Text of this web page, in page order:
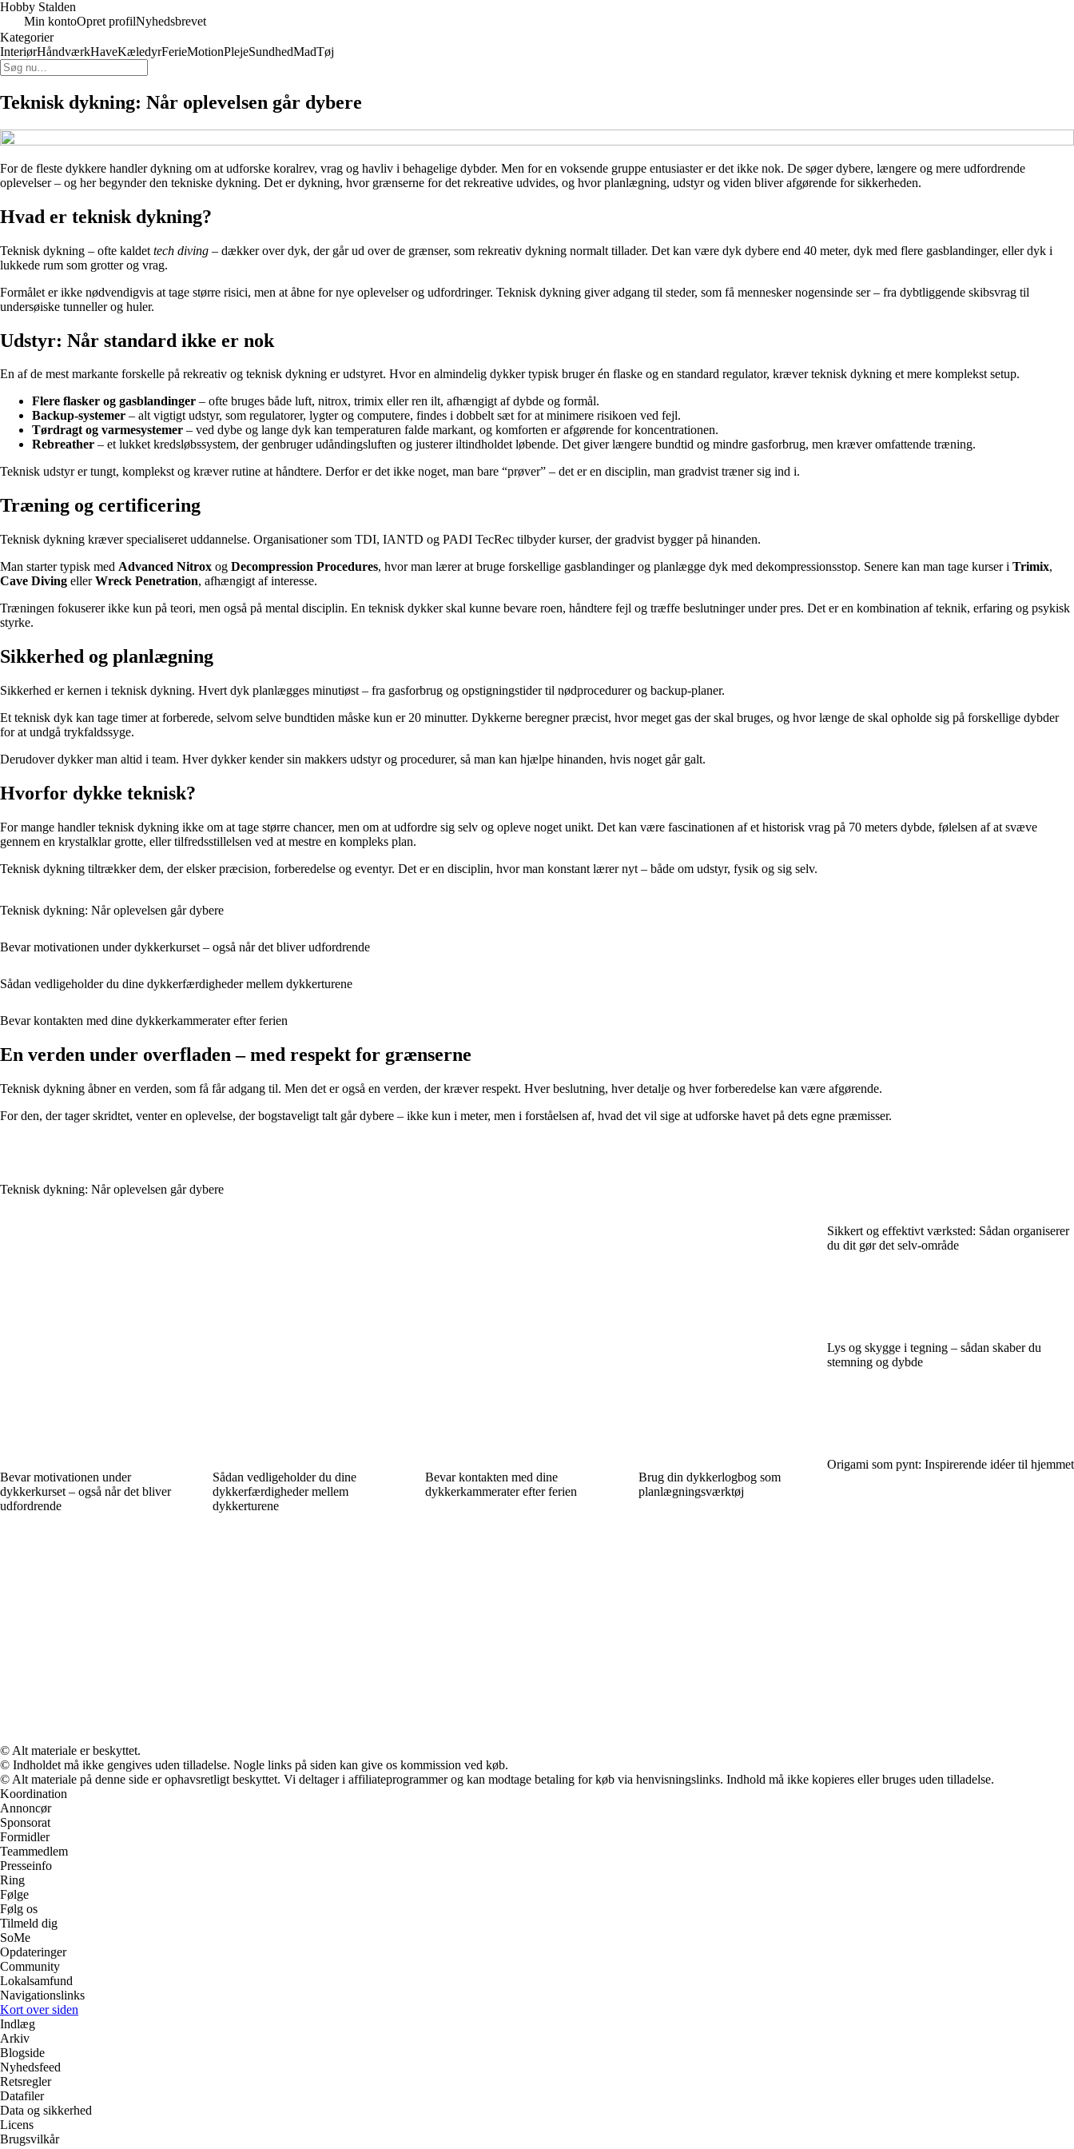
Hobby Stalden
Min kontoOpret profilNyhedsbrevet
Kategorier
InteriørHåndværkHaveKæledyrFerieMotionPlejeSundhedMadTøj
Teknisk dykning: Når oplevelsen går dybere
For de fleste dykkere handler dykning om at udforske koralrev, vrag og havliv i behagelige dybder. Men for en voksende gruppe entusiaster er det ikke nok. De søger dybere, længere og mere udfordrende
oplevelser – og her begynder den tekniske dykning. Det er dykning, hvor grænserne for det rekreative udvides, og hvor planlægning, udstyr og viden bliver afgørende for sikkerheden.
Hvad er teknisk dykning?
Teknisk dykning – ofte kaldet tech diving – dækker over dyk, der går ud over de grænser, som rekreativ dykning normalt tillader. Det kan være dyk dybere end 40 meter, dyk med flere gasblandinger, eller dyk i
lukkede rum som grotter og vrag.
Formålet er ikke nødvendigvis at tage større risici, men at åbne for nye oplevelser og udfordringer. Teknisk dykning giver adgang til steder, som få mennesker nogensinde ser – fra dybtliggende skibsvrag til
undersøiske tunneller og huler.
Udstyr: Når standard ikke er nok
En af de mest markante forskelle på rekreativ og teknisk dykning er udstyret. Hvor en almindelig dykker typisk bruger én flaske og en standard regulator, kræver teknisk dykning et mere komplekst setup.
Flere flasker og gasblandinger – ofte bruges både luft, nitrox, trimix eller ren ilt, afhængigt af dybde og formål.
Backup-systemer – alt vigtigt udstyr, som regulatorer, lygter og computere, findes i dobbelt sæt for at minimere risikoen ved fejl.
Tørdragt og varmesystemer – ved dybe og lange dyk kan temperaturen falde markant, og komforten er afgørende for koncentrationen.
Rebreather – et lukket kredsløbssystem, der genbruger udåndingsluften og justerer iltindholdet løbende. Det giver længere bundtid og mindre gasforbrug, men kræver omfattende træning.
Teknisk udstyr er tungt, komplekst og kræver rutine at håndtere. Derfor er det ikke noget, man bare “prøver” – det er en disciplin, man gradvist træner sig ind i.
Træning og certificering
Teknisk dykning kræver specialiseret uddannelse. Organisationer som TDI, IANTD og PADI TecRec tilbyder kurser, der gradvist bygger på hinanden.
Man starter typisk med Advanced Nitrox og Decompression Procedures, hvor man lærer at bruge forskellige gasblandinger og planlægge dyk med dekompressionsstop. Senere kan man tage kurser i Trimix,
Cave Diving ellerWreck Penetration, afhængigt af interesse.
Træningen fokuserer ikke kun på teori, men også på mental disciplin. En teknisk dykker skal kunne bevare roen, håndtere fejl og træffe beslutninger under pres. Det er en kombination af teknik, erfaring og psykisk
styrke.
Sikkerhed og planlægning
Sikkerhed er kernen i teknisk dykning. Hvert dyk planlægges minutiøst – fra gasforbrug og opstigningstider til nødprocedurer og backup-planer.
Et teknisk dyk kan tage timer at forberede, selvom selve bundtiden måske kun er 20 minutter. Dykkerne beregner præcist, hvor meget gas der skal bruges, og hvor længe de skal opholde sig på forskellige dybder
for at undgå trykfaldssyge.
Derudover dykker man altid i team. Hver dykker kender sin makkers udstyr og procedurer, så man kan hjælpe hinanden, hvis noget går galt.
Hvorfor dykke teknisk?
For mange handler teknisk dykning ikke om at tage større chancer, men om at udfordre sig selv og opleve noget unikt. Det kan være fascinationen af et historisk vrag på 70 meters dybde, følelsen af at svæve
gennem en krystalklar grotte, eller tilfredsstillelsen ved at mestre en kompleks plan.
Teknisk dykning tiltrækker dem, der elsker præcision, forberedelse og eventyr. Det er en disciplin, hvor man konstant lærer nyt – både om udstyr, fysik og sig selv.
Teknisk dykning: Når oplevelsen går dybere
Bevar motivationen under dykkerkurset – også når det bliver udfordrende
Sådan vedligeholder du dine dykkerfærdigheder mellem dykkerturene
Bevar kontakten med dine dykkerkammerater efter ferien
En verden under overfladen – med respekt for grænserne
Teknisk dykning åbner en verden, som få får adgang til. Men det er også en verden, der kræver respekt. Hver beslutning, hver detalje og hver forberedelse kan være afgørende.
For den, der tager skridtet, venter en oplevelse, der bogstaveligt talt går dybere – ikke kun i meter, men i forståelsen af, hvad det vil sige at udforske havet på dets egne præmisser.
Teknisk dykning: Når oplevelsen går dybere
Bevar motivationen under
dykkerkurset – også når det bliver
udfordrende
Sådan vedligeholder du dine
dykkerfærdigheder mellem
dykkerturene
Bevar kontakten med dine
dykkerkammerater efter ferien
Brug din dykkerlogbog som
planlægningsværktøj
Sikkert og effektivt værksted: Sådan organiserer
du dit gør det selv-område
Lys og skygge i tegning – sådan skaber du
stemning og dybde
Origami som pynt: Inspirerende idéer til hjemmet
© Alt materiale er beskyttet.
© Indholdet må ikke gengives uden tilladelse. Nogle links på siden kan give os kommission ved køb.
© Alt materiale på denne side er ophavsretligt beskyttet. Vi deltager i affiliateprogrammer og kan modtage betaling for køb via henvisningslinks. Indhold må ikke kopieres eller bruges uden tilladelse.
Koordination
Annoncør
Sponsorat
Formidler
Teammedlem
Presseinfo
Ring
Følge
Følg os
Tilmeld dig
SoMe
Opdateringer
Community
Lokalsamfund
Navigationslinks
Kort over siden
Indlæg
Arkiv
Blogside
Nyhedsfeed
Retsregler
Datafiler
Data og sikkerhed
Licens
Brugsvilkår